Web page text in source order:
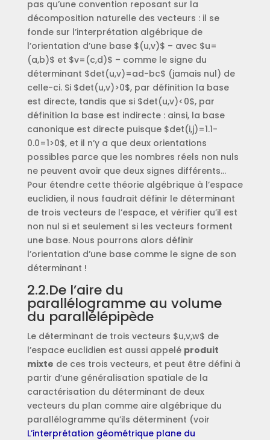
pas qu’une convention reposant sur la
décomposition naturelle des vecteurs : il se
fonde sur l’interprétation algébrique de
l’orientation d’une base $(u,v)$ – avec $u=
(a,b)$ et $v=(c,d)$ – comme le signe du
déterminant $det(u,v)=ad-bc$ (jamais nul) de
celle-ci. Si $det(u,v)>0$, par définition la base
est directe, tandis que si $det(u,v)<0$, par
définition la base est indirecte : ainsi, la base
canonique est directe puisque $det(i,j)=1.1-
0.0=1>0$, et il n’y a que deux orientations
possibles parce que les nombres réels non nuls
ne peuvent avoir que deux signes différents…
Pour étendre cette théorie algébrique à l’espace
euclidien, il nous faudrait définir le déterminant
de trois vecteurs de l’espace, et vérifier qu’il est
non nul si et seulement si les vecteurs forment
une base. Nous pourrons alors définir
l’orientation d’une base comme le signe de son
déterminant !
2.2.De l’aire du
parallélogramme au volume
du parallélépipède
Le déterminant de trois vecteurs $u,v,w$ de
l’espace euclidien est aussi appelé produit
mixte de ces trois vecteurs, et peut être défini à
partir d’une généralisation spatiale de la
caractérisation du déterminant de deux
vecteurs du plan comme aire algébrique du
parallélogramme qu’ils déterminent (voir
L’interprétation géométrique plane du